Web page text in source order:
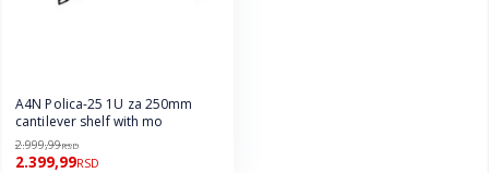
A4N Polica-25 1U za 250mm
cantilever shelf with mo
2.999,99RSD
2.399,99RSD